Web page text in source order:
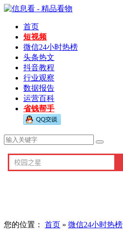
首页
短视频
微信24小时热榜
头条热文
抖音教程
行业观察
数据报告
运营百科
省钱帮手
您的位置： 首页 » 微信24小时热榜